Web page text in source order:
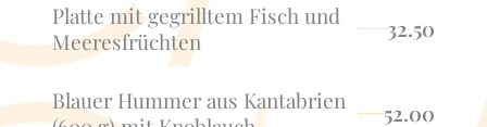
Platte mit gegrilltem Fisch und
Meeresfrüchten
32.50
Blauer Hummer aus Kantabrien
52.00